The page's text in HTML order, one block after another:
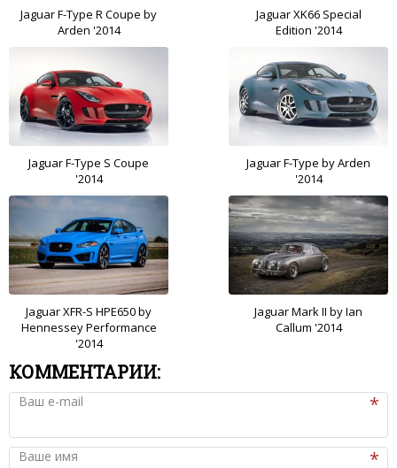
Jaguar F-Type R Coupe by
Arden '2014
Jaguar XK66 Special
Edition '2014
Jaguar F-Type S Coupe
'2014
Jaguar F-Type by Arden
'2014
Jaguar XFR-S HPE650 by
Hennessey Performance
'2014
Jaguar Mark II by Ian
Callum '2014
КОММЕНТАРИИ:
Ваш e-mail
Ваше имя